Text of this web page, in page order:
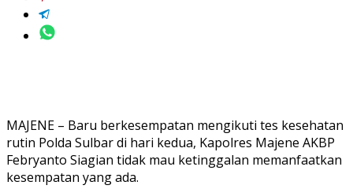
MAJENE – Baru berkesempatan mengikuti tes kesehatan
rutin Polda Sulbar di hari kedua, Kapolres Majene AKBP
Febryanto Siagian tidak mau ketinggalan memanfaatkan
kesempatan yang ada.